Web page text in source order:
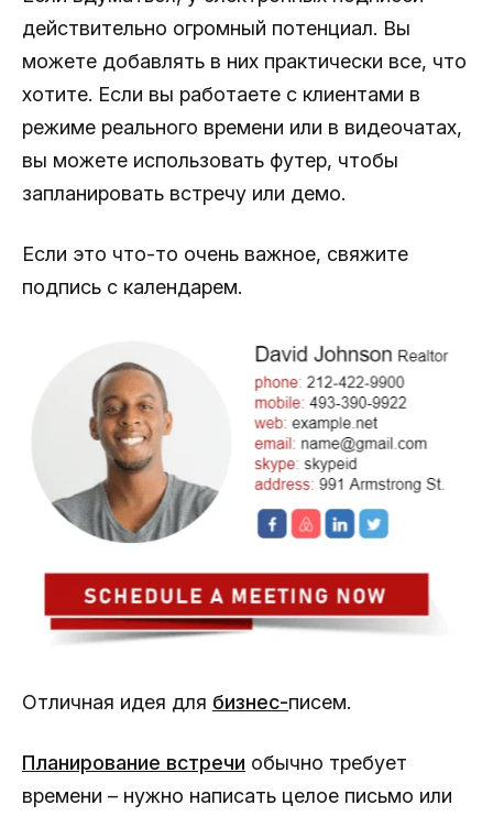
действительно огромный потенциал. Вы
можете добавлять в них практически все, что
хотите. Если вы работаете с клиентами в
режиме реального времени или в видеочатах,
вы можете использовать футер, чтобы
запланировать встречу или демо.
Если это что-то очень важное, свяжите
подпись с календарем.
Отличная идея для бизнес-писем.
Планирование встречи обычно требует
времени – нужно написать целое письмо или